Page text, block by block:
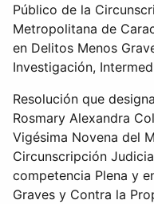
Público de la
Metropolitana de
en Delitos Menos
Investigación,
Resolución que
Rosmary Alexandra
Vigésima Novena del
Circunscripción
competencia Plena y
Graves y Contra la